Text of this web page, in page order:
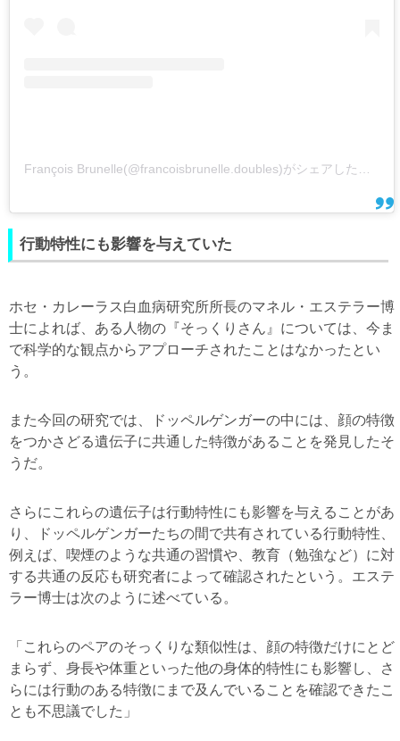
行動特性にも影響を与えていた
ホセ・カレーラス白血病研究所所長のマネル・エステラー博
士によれば、ある人物の『そっくりさん』については、今ま
で科学的な観点からアプローチされたことはなかったとい
う。
また今回の研究では、ドッペルゲンガーの中には、顔の特徴
をつかさどる遺伝子に共通した特徴があることを発見したそ
うだ。
さらにこれらの遺伝子は行動特性にも影響を与えることがあ
り、ドッペルゲンガーたちの間で共有されている行動特性、
例えば、喫煙のような共通の習慣や、教育（勉強など）に対
する共通の反応も研究者によって確認されたという。エステ
ラー博士は次のように述べている。
「これらのペアのそっくりな類似性は、顔の特徴だけにとど
まらず、身長や体重といった他の身体的特性にも影響し、さ
らには行動のある特徴にまで及んでいることを確認できたこ
とも不思議でした」